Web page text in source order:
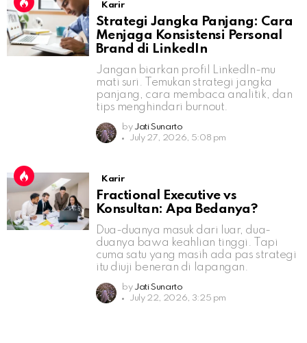
Karir
Strategi Jangka Panjang: Cara
Menjaga Konsistensi Personal
Brand di LinkedIn
Jangan biarkan profil LinkedIn-mu
mati suri. Temukan strategi jangka
panjang, cara membaca analitik, dan
tips menghindari burnout.
by Jati Sunarto
July 27, 2026, 5:08 pm
Karir
Fractional Executive vs
Konsultan: Apa Bedanya?
Dua-duanya masuk dari luar, dua-
duanya bawa keahlian tinggi. Tapi
cuma satu yang masih ada pas strategi
itu diuji beneran di lapangan.
by Jati Sunarto
July 22, 2026, 3:25 pm